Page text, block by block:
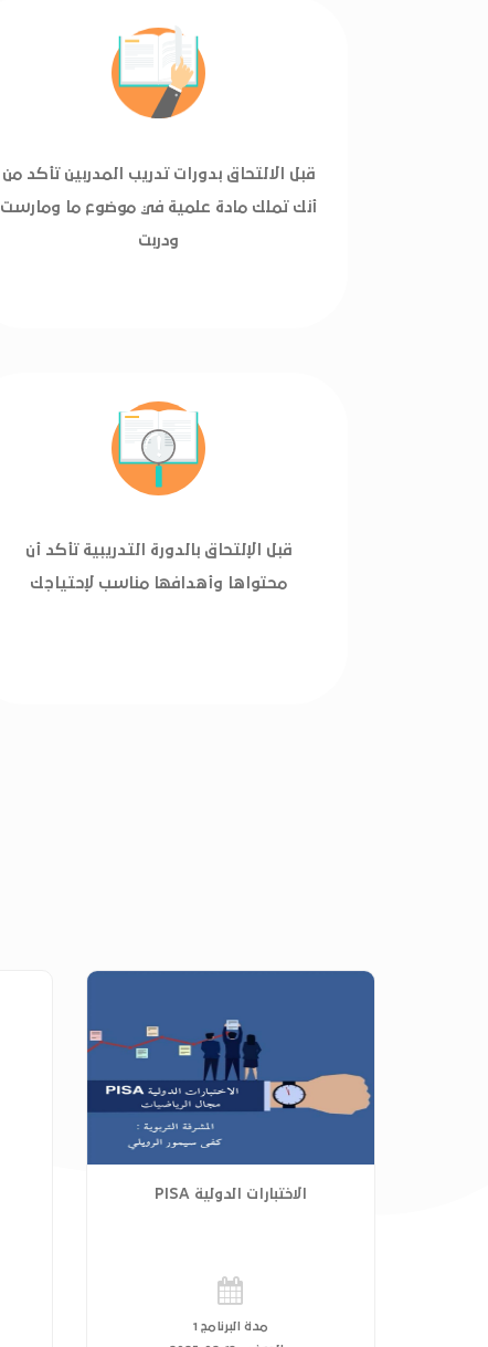
قبل الالتحاق بدورات تدريب المدربين تأكد من
أنك تملك مادة علمية في موضوع ما ومارست
ودربت
قبل الإلتحاق بالدورة التدريبية تأكد أن
محتواها وأهدافها مناسب لإحتياجك
الاختبارات الدولية PISA
مدة البرنامج 1